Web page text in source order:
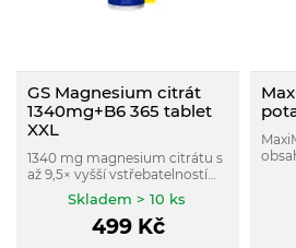
GS Magnesium citrát
1340mg+B6 365 tablet
XXL
1340 mg magnesium citrátu s
až 9,5× vyšší vstřebatelností
díky organické formě hořčíku
v porovnání s běžně
dostupnými oxidy.
Skladem > 10 ks
499Kč